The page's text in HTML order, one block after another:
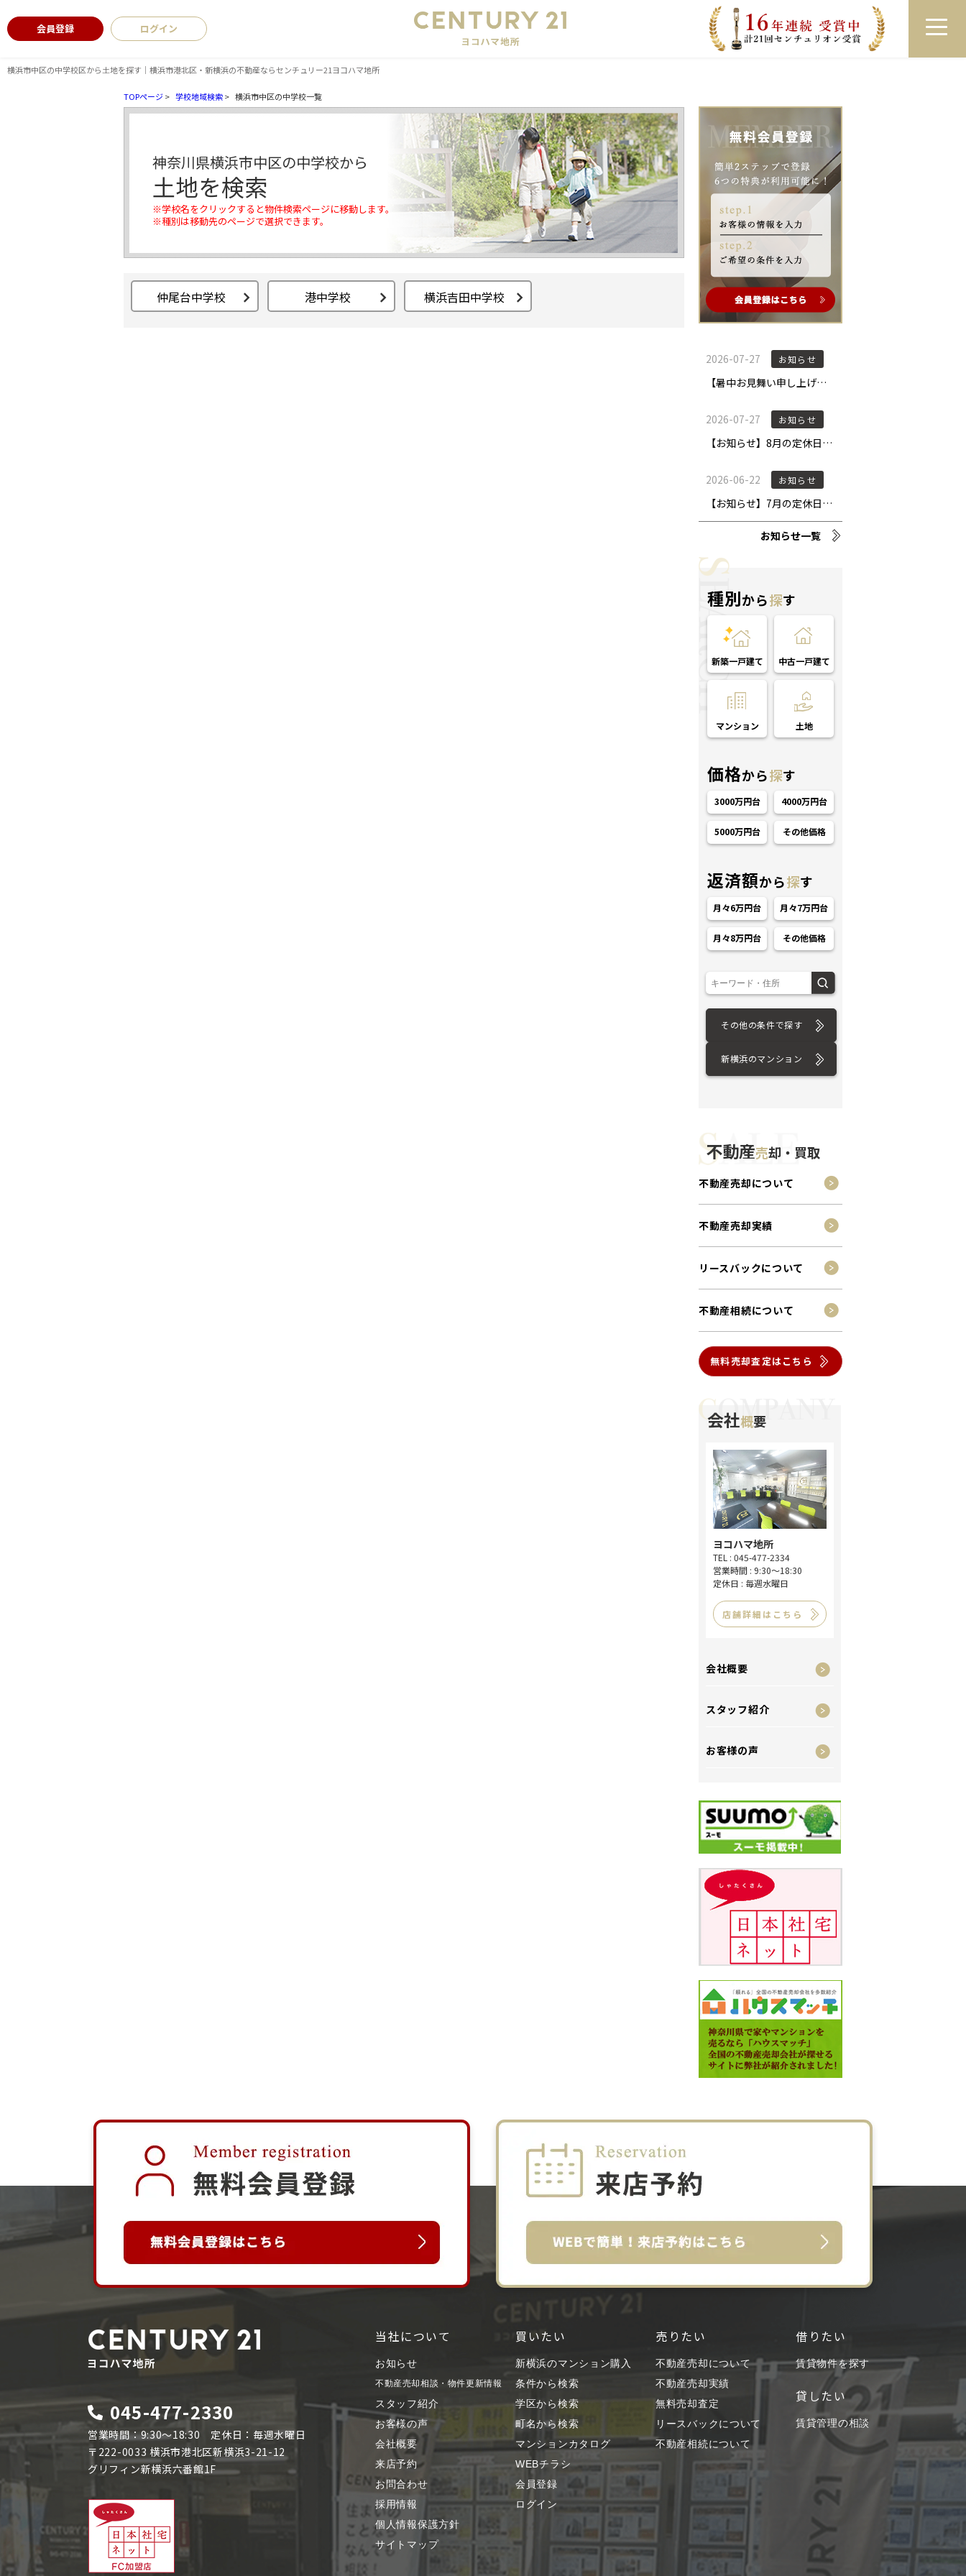
横浜市中区の中学校区から土地を探す｜横浜市港北区・新横浜の不動産ならセンチュリー21ヨコハマ地所
会員登録 ログイン ログイン 来店予約 LINEで相談
TOPページ> 学校地域検索> 横浜市中区の中学校一覧
神奈川県横浜市中区の中学校から
土地を検索
※学校名をクリックすると物件検索ページに移動します。
※種別は移動先のページで選択できます。
仲尾台中学校 港中学校 横浜吉田中学校
お知らせ一覧
種別から探す
新築一戸建て 中古一戸建て
マンション 土地
価格から探す
3000万円台 4000万円台
5000万円台 その他価格
返済額から探す
月々6万円台 月々7万円台
月々8万円台 その他価格
その他の条件で探す
新横浜のマンション
不動産売却・買取
不動産売却について
不動産売却実績
リースバックについて
不動産相続について
無料売却査定はこちら
会社概要
ヨコハマ地所
TEL : 045-477-2334
営業時間 : 9:30～18:30
定休日 : 毎週水曜日
店舗詳細はこちら
会社概要
スタッフ紹介
お客様の声
045-477-2330
営業時間：9:30～18:30 定休日：毎週水曜日
〒222-0033 横浜市港北区新横浜3-21-12
グリフィン新横浜六番館1F
当社について
お知らせ
不動産売却相談・物件更新情報
スタッフ紹介
お客様の声
会社概要
来店予約
お問合わせ
採用情報
個人情報保護方針
サイトマップ
買いたい
新横浜のマンション購入
条件から検索
学区から検索
町名から検索
マンションカタログ
WEBチラシ
会員登録
ログイン
売りたい
不動産売却について
不動産売却実績
無料売却査定
リースバックについて
不動産相続について
借りたい
賃貸物件を探す
貸したい
賃貸管理の相談